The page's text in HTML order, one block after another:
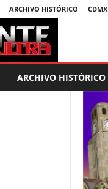
ARCHIVO HISTÓRICO CDMX
ARCHIVO HISTÓRICO